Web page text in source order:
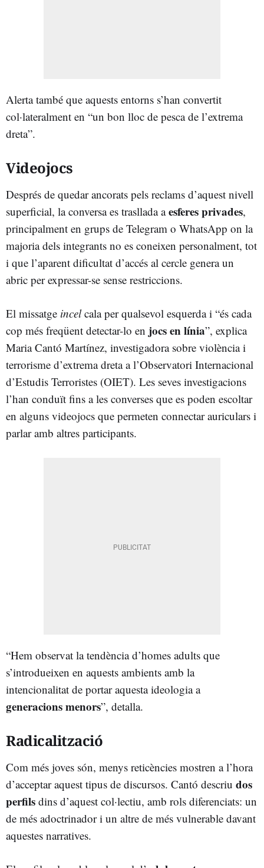
Alerta també que aquests entorns s’han convertit
col·lateralment en “un bon lloc de pesca de l’extrema
dreta”.
Videojocs
Després de quedar ancorats pels reclams d’aquest nivell
superficial, la conversa es trasllada aesferes privades,
principalment en grups de Telegram o WhatsApp on la
majoria dels integrants no es coneixen personalment, tot
i que l’aparent dificultat d’accés al cercle genera un
abric per expressar-se sense restriccions.
El missatge incelcala per qualsevol esquerda i “és cada
cop més freqüent detectar-lo en jocs en línia”, explica
Maria Cantó Martínez, investigadora sobre violència i
terrorisme d’extrema dreta a l’Observatori Internacional
d’Estudis Terroristes (OIET). Les seves investigacions
l’han conduït fins a les converses que es poden escoltar
en alguns videojocs que permeten connectar auriculars i
parlar amb altres participants.
“Hem observat la tendència d’homes adults que
s’introdueixen en aquests ambients amb la
intencionalitat de portar aquesta ideologia a
generacions menors”, detalla.
Radicalització
Com més joves són, menys reticències mostren a l’hora
d’acceptar aquest tipus de discursos. Cantó descriu dos
perfils dins d’aquest col·lectiu, amb rols diferenciats: un
de més adoctrinador i un altre de més vulnerable davant
aquestes narratives.